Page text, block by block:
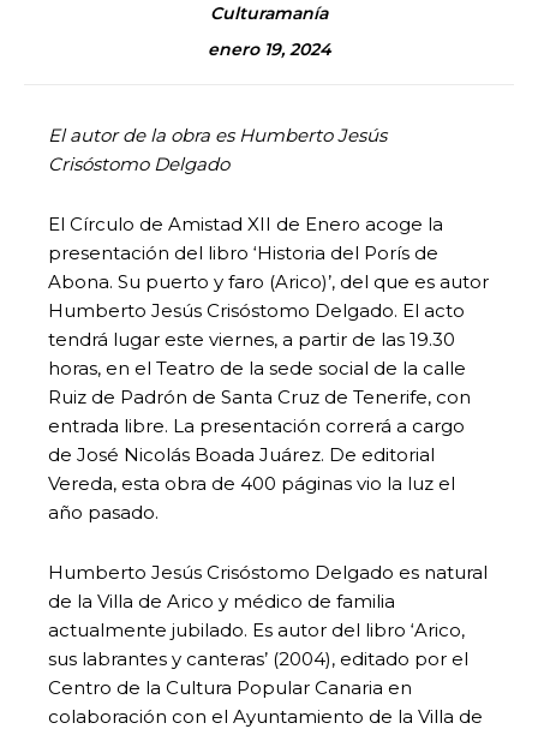
Culturamanía
enero 19, 2024
El autor de la obra es Humberto Jesús
Crisóstomo Delgado
El Círculo de Amistad XII de Enero acoge la
presentación del libro ‘Historia del Porís de
Abona. Su puerto y faro (Arico)’, del que es autor
Humberto Jesús Crisóstomo Delgado. El acto
tendrá lugar este viernes, a partir de las 19.30
horas, en el Teatro de la sede social de la calle
Ruiz de Padrón de Santa Cruz de Tenerife, con
entrada libre. La presentación correrá a cargo
de José Nicolás Boada Juárez. De editorial
Vereda, esta obra de 400 páginas vio la luz el
año pasado.
Humberto Jesús Crisóstomo Delgado es natural
de la Villa de Arico y médico de familia
actualmente jubilado. Es autor del libro ‘Arico,
sus labrantes y canteras’ (2004), editado por el
Centro de la Cultura Popular Canaria en
colaboración con el Ayuntamiento de la Villa de